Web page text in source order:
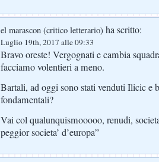
el marascon (critico letterario) ha scritto:
Luglio 19th, 2017 alle 09:33
Bravo oreste! Vergognati e cambia
facciamo volentieri a meno.
Bartali, ad oggi sono stati venduti Ilicic e
fondamentali?
Vai col qualunquismooooo, renudi,
peggior societa’ d’europa”